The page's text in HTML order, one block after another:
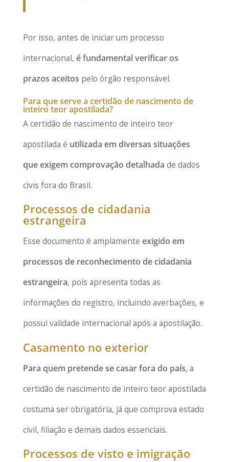
Por isso, antes de iniciar um processo
internacional, é fundamental verificar os
prazos aceitos pelo órgão responsável.
Para que serve a certidão de nascimento de
inteiro teor apostilada?
A certidão de nascimento de inteiro teor
apostilada é utilizada em diversas situações
que exigem comprovação detalhada de dados
civis fora do Brasil.
Processos de cidadania
estrangeira
Esse documento é amplamente exigido em
processos de reconhecimento de cidadania
estrangeira, pois apresenta todas as
informações do registro, incluindo averbações, e
possui validade internacional após a apostilação.
Casamento no exterior
Para quem pretende se casar fora do país, a
certidão de nascimento de inteiro teor apostilada
costuma ser obrigatória, já que comprova estado
civil, filiação e demais dados essenciais.
Processos de visto e imigração